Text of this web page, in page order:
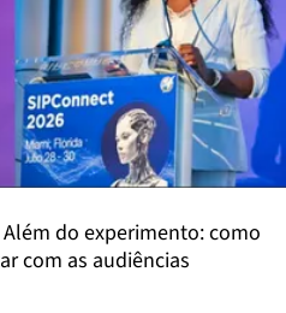
Além do experimento: como
com as audiências